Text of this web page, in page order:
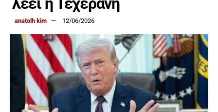
anatolh kim 12/06/2026